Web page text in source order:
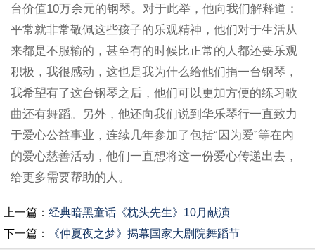
台价值10万余元的钢琴。对于此举，他向我们解释道：
平常就非常敬佩这些孩子的乐观精神，他们对于生活从
来都是不服输的，甚至有的时候比正常的人都还要乐观
积极，我很感动，这也是我为什么给他们捐一台钢琴，
我希望有了这台钢琴之后，他们可以更加方便的练习歌
曲还有舞蹈。另外，他还向我们说到华乐琴行一直致力
于爱心公益事业，连续几年参加了包括“因为爱”等在内
的爱心慈善活动，他们一直想将这一份爱心传递出去，
给更多需要帮助的人。
上一篇： 经典暗黑童话《枕头先生》10月献演
下一篇：
《仲夏夜之梦》揭幕国家大剧院舞蹈节